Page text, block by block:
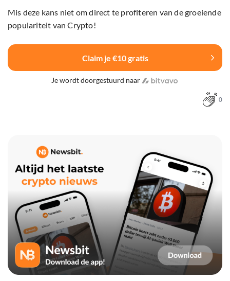
Mis deze kans niet om direct te profiteren van de groeiende
populariteit van Crypto!
Claim je €10 gratis
Je wordt doorgestuurd naar
0